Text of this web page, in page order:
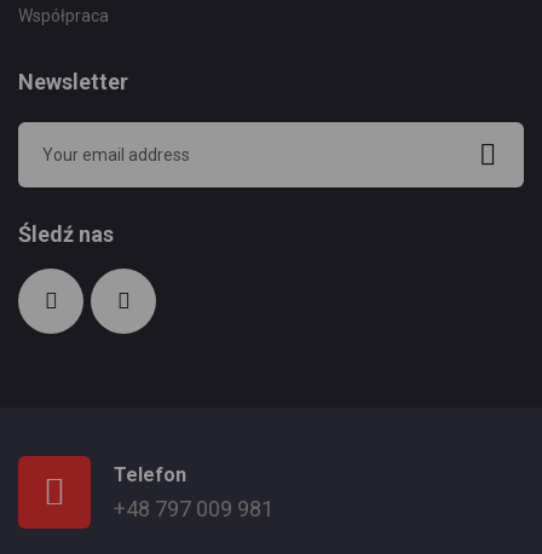
Współpraca
Newsletter
Śledź nas
Telefon
+48 797 009 981